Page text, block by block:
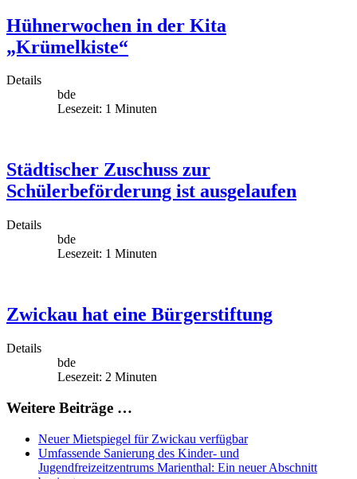
Hühnerwochen in der Kita
„Krümelkiste“
Details
bde
Lesezeit: 1 Minuten
Städtischer Zuschuss zur
Schülerbeförderung ist ausgelaufen
Details
bde
Lesezeit: 1 Minuten
Zwickau hat eine Bürgerstiftung
Details
bde
Lesezeit: 2 Minuten
Weitere Beiträge …
Neuer Mietspiegel für Zwickau verfügbar
Umfassende Sanierung des Kinder- und
Jugendfreizeitzentrums Marienthal: Ein neuer Abschnitt